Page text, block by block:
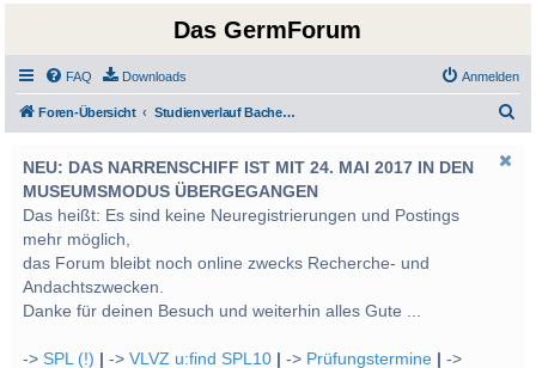
Das GermForum
FAQ Downloads Anmelden
Foren-Übersicht Studienverlauf Bachelor-/Masterstudien sowie UF Deutsch
NEU: DAS NARRENSCHIFF IST MIT 24. MAI 2017 IN DEN
MUSEUMSMODUS ÜBERGEGANGEN
Das heißt: Es sind keine Neuregistrierungen und Postings
mehr möglich,
das Forum bleibt noch online zwecks Recherche- und
Andachtszwecken.
Danke für deinen Besuch und weiterhin alles Gute ...
->SPL (!) ->VLVZ u:find SPL10 -> Prüfungstermine
->